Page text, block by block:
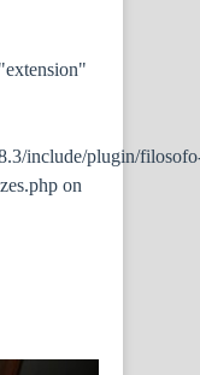
include/plugin/
on